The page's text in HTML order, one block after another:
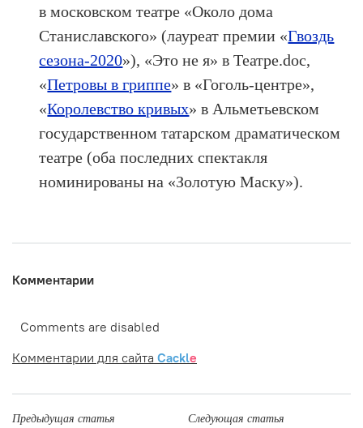
в московском театре «Около дома
Станиславского» (лауреат премии «Гвоздь
сезона-2020»), «Это не я» в Театре.doc,
«Петровы в гриппе» в «Гоголь-центре»,
«Королевство кривых» в Альметьевском
государственном татарском драматическом
театре (оба последних спектакля
номинированы на «Золотую Маску»).
Комментарии
Comments are disabled
Комментарии для сайта Cackle
Предыдущая статья Следующая статья